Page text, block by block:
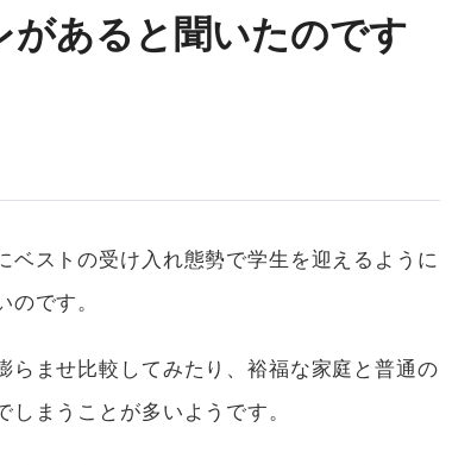
あると聞いたのです
ストの受け入れ態勢で学生を迎えるように
です。
らませ比較してみたり、裕福な家庭と普通の
まうことが多いようです。